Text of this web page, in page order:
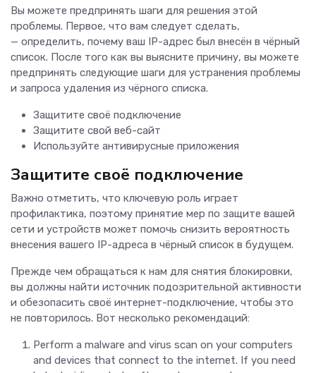
Вы можете предпринять шаги для решения этой
проблемы. Первое, что вам следует сделать,
— определить, почему ваш IP-адрес был внесён в чёрный
список. После того как вы выясните причину, вы можете
предпринять следующие шаги для устранения проблемы
и запроса удаления из чёрного списка.
Защитите своё подключение
Защитите свой веб-сайт
Используйте антивирусные приложения
Защитите своё подключение
Важно отметить, что ключевую роль играет
профилактика, поэтому принятие мер по защите вашей
сети и устройств может помочь снизить вероятность
внесения вашего IP-адреса в чёрный список в будущем.
Прежде чем обращаться к нам для снятия блокировки,
вы должны найти источник подозрительной активности
и обезопасить своё интернет-подключение, чтобы это
не повторилось. Вот несколько рекомендаций:
Perform a malware and virus scan on your computers
and devices that connect to the internet. If you need